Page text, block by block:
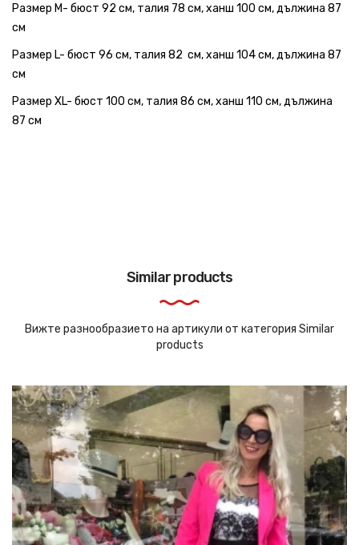
Размер M- бюст 92 см, талия 78 см, ханш 100 см, дължина 87
см
Размер L- бюст 96 см, талия 82 см, ханш 104 см, дължина 87
см
Размер XL- бюст 100 см, талия 86 см, ханш 110 см, дължина
87 см
Similar products
Вижте разнообразието на артикули от категория Similar
products